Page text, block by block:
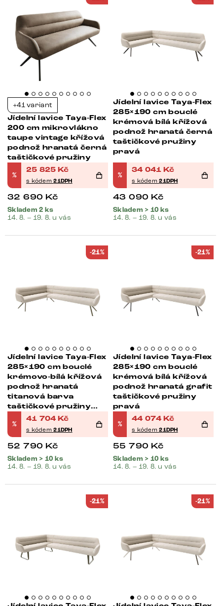
+41 variant
Jídelní lavice Taya-Flex
200 cm mikrovlákno
taupe vintage křížová
podnož hranatá černá
taštičkové pružiny
%
25 825 Kč
s kódem21DPH
32 690 Kč
Skladem 2 ks
14. 8. – 19. 8. u vás
Jídelní lavice Taya-Flex
285×190 cm bouclé
krémová bílá křížová
podnož hranatá černá
taštičkové pružiny
pravá
%
34 041 Kč
s kódem21DPH
43 090 Kč
Skladem > 10 ks
14. 8. – 19. 8. u vás
-21%
Jídelní lavice Taya-Flex
285×190 cm bouclé
krémovo-bílá křížová
podnož hranatá
titanová barva
taštičkové pružiny
pravá
%
41 704 Kč
s kódem21DPH
52 790 Kč
Skladem > 10 ks
14. 8. – 19. 8. u vás
-21%
Jídelní lavice Taya-Flex
285×190 cm bouclé
krémová bílá křížová
podnož hranatá grafit
taštičkové pružiny
pravá
%
44 074 Kč
s kódem21DPH
55 790 Kč
Skladem > 10 ks
14. 8. – 19. 8. u vás
-21% -21%